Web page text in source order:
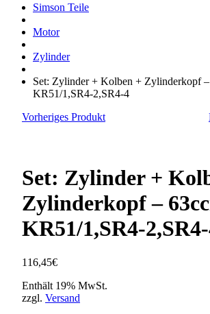
Simson Teile
Motor
Zylinder
Set: Zylinder + Kolben + Zylinderkopf
KR51/1,SR4-2,SR4-4
Vorheriges Produkt
Set: Zylinder +
Zylinderkopf –
KR51/1,SR4-
116,45€
Enthält 19% MwSt.
zzgl. Versand